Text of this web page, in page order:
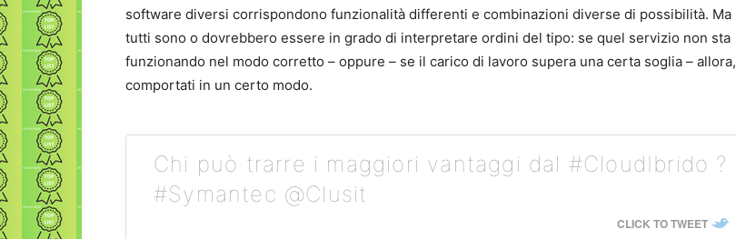
software diversi corrispondono funzionalità differenti e combinazioni diverse di possibilità. Ma
tutti sono o dovrebbero essere in grado di interpretare ordini del tipo: se quel servizio non sta
funzionando nel modo corretto – oppure – se il carico di lavoro supera una certa soglia – allora,
comportati in un certo modo.
Chi può trarre i maggiori vantaggi dal #CloudIbrido ?
#Symantec @Clusit
CLICK TO TWEET